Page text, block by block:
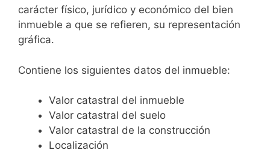
carácter físico, jurídico y económico del bien
inmueble a que se refieren, su representación
gráfica.
Contiene los siguientes datos del inmueble:
Valor catastral del inmueble
Valor catastral del suelo
Valor catastral de la construcción
Localización